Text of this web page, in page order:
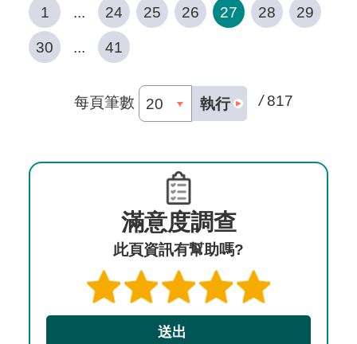
1 ... 24 25 26 27 28
29
30
... 41
每頁筆數 執行 / 817
滿意度調查
此頁資訊有幫助嗎?